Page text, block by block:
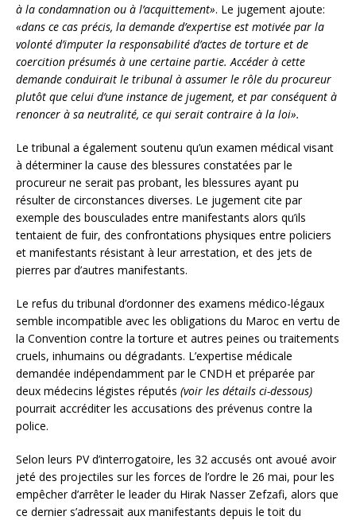
à la condamnation ou à l’acquittement». Le jugement ajoute:
«dans ce cas précis, la demande d’expertise est motivée par la
volonté d’imputer la responsabilité d’actes de torture et de
coercition présumés à une certaine partie. Accéder à cette
demande conduirait le tribunal à assumer le rôle du procureur
plutôt que celui d’une instance de jugement, et par conséquent à
renoncer à sa neutralité, ce qui serait contraire à la loi».
Le tribunal a également soutenu qu’un examen médical visant
à déterminer la cause des blessures constatées par le
procureur ne serait pas probant, les blessures ayant pu
résulter de circonstances diverses. Le jugement cite par
exemple des bousculades entre manifestants alors qu’ils
tentaient de fuir, des confrontations physiques entre policiers
et manifestants résistant à leur arrestation, et des jets de
pierres par d’autres manifestants.
Le refus du tribunal d’ordonner des examens médico-légaux
semble incompatible avec les obligations du Maroc en vertu de
la Convention contre la torture et autres peines ou traitements
cruels, inhumains ou dégradants. L’expertise médicale
demandée indépendamment par le CNDH et préparée par
deux médecins légistes réputés (voir les détails ci-dessous)
pourrait accréditer les accusations des prévenus contre la
police.
Selon leurs PV d’interrogatoire, les 32 accusés ont avoué avoir
jeté des projectiles sur les forces de l’ordre le 26 mai, pour les
empêcher d’arrêter le leader du Hirak Nasser Zefzafi, alors que
ce dernier s’adressait aux manifestants depuis le toit du